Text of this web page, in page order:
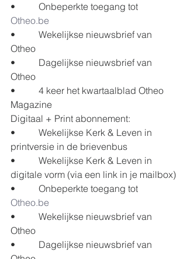
•          Onbeperkte toegang tot
Otheo.be
•          Wekelijkse nieuwsbrief van
Otheo
•          Dagelijkse nieuwsbrief van
Otheo
•          4 keer het kwartaalblad Otheo
Magazine
Digitaal + Print abonnement:
•          Wekelijkse Kerk & Leven in
printversie in de brievenbus
•          Wekelijkse Kerk & Leven in
digitale vorm (via een link in je mailbox)
•          Onbeperkte toegang tot
Otheo.be
•          Wekelijkse nieuwsbrief van
Otheo
•          Dagelijkse nieuwsbrief van